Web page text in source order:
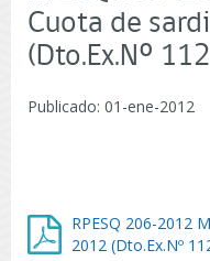
Acuicultura
-
Gobierno
de
Chile
Cuota de
(Dto.Ex.Nº
Publicado: 01-ene-2012
RPESQ 206-2012
2012 (Dto.Ex.Nº